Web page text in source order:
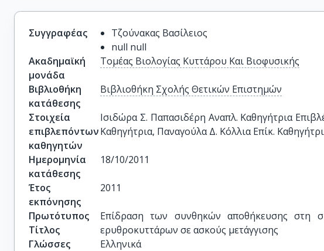
Συγγραφέας
Τζούνακας Βασίλειος
null null
Ακαδημαϊκή
μονάδα
Τομέας Βιολογίας Κυττάρου Και Βιοφυσικής
Βιβλιοθήκη
κατάθεσης
Βιβλιοθήκη Σχολής Θετικών Επιστημών
Στοιχεία
επιβλεπόντων
καθηγητών
Ισιδώρα Σ. Παπασιδέρη Αναπλ. Καθηγήτρια
Καθηγήτρια, Παναγούλα Δ. Κόλλια Επίκ.
Ημερομηνία
κατάθεσης
18/10/2011
Έτος
εκπόνησης
2011
Πρωτότυπος
Τίτλος
Επίδραση των συνθηκών αποθήκευσης στη
ερυθροκυττάρων σε ασκούς μετάγγισης
Γλώσσες
Ελληνικά